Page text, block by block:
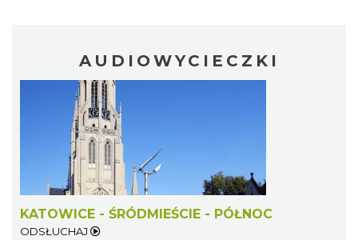
AUDIOWYCIECZKI
KATOWICE - ŚRÓDMIEŚCIE - PÓŁNOC
ODSŁUCHAJ